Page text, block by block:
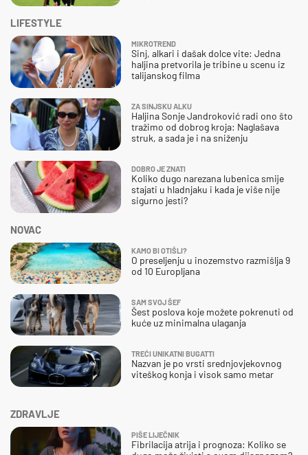
ZDRAVLJE
PIŠE LIJEČNIK
Fibrilacija atrija i prognoza: Koliko se
NOVAC
KAMO BI OTIŠLI?
O preseljenju u inozemstvo razmišlja 9
od 10 Europljana
SAM SVOJ ŠEF
Šest poslova koje možete pokrenuti od
kuće uz minimalna ulaganja
TREĆI UNIKATNI BUGATTI
Nazvan je po vrsti srednjovjekovnog
viteškog konja i visok samo metar
LIFESTYLE
MIKROTREND
Sinj, alkari i dašak dolce vite: Jedna
haljina pretvorila je tribine u scenu iz
talijanskog filma
ZA SINJSKU ALKU
Haljina Sonje Jandroković radi ono što
tražimo od dobrog kroja: Naglašava
struk, a sada je i na sniženju
DOBRO JE ZNATI
Koliko dugo narezana lubenica smije
stajati u hladnjaku i kada je više nije
sigurno jesti?